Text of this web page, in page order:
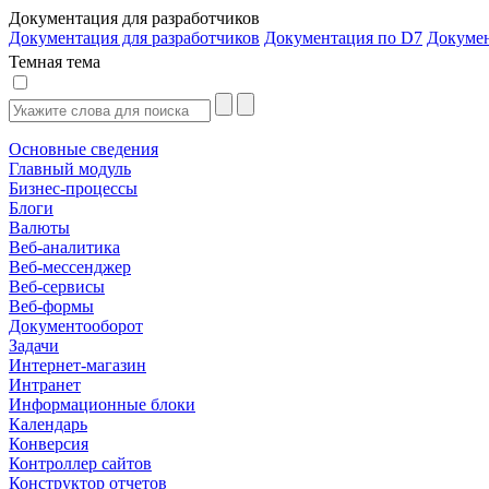
Документация для разработчиков
Документация для разработчиков Документация по D7
Темная тема
Основные сведения
Главный модуль
Бизнес-процессы
Блоги
Валюты
Веб-аналитика
Веб-мессенджер
Веб-сервисы
Веб-формы
Документооборот
Задачи
Интернет-магазин
Интранет
Информационные блоки
Календарь
Конверсия
Контроллер сайтов
Конструктор отчетов